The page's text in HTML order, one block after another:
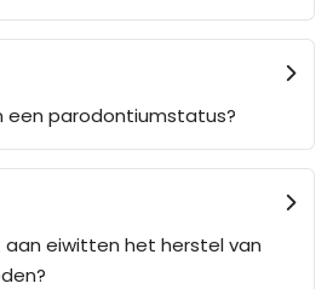
een parodontiumstatus?
aan eiwitten het herstel van